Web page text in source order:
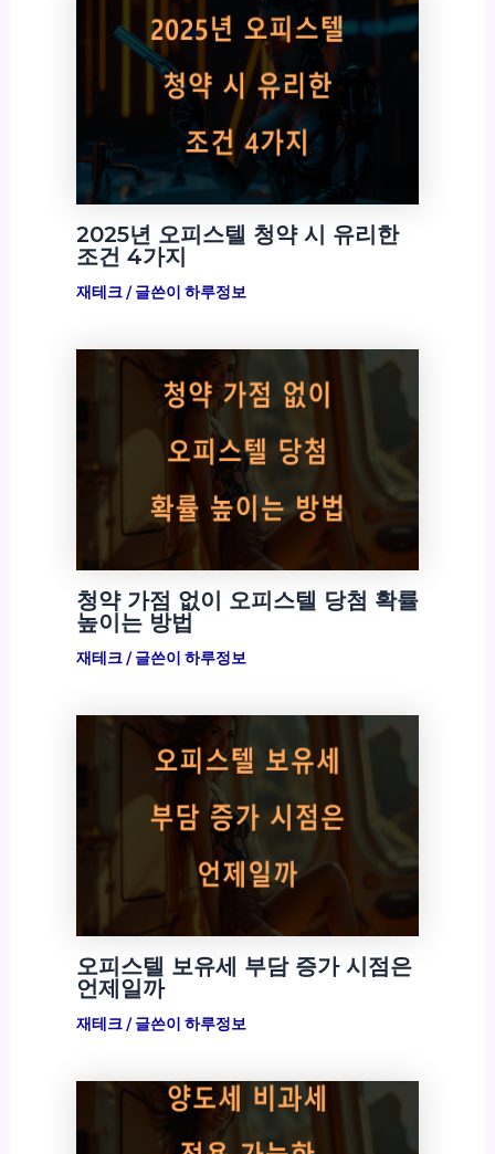
2025년 오피스텔 청약 시 유리한
조건 4가지
재테크/ 글쓴이 하루정보
청약 가점 없이 오피스텔 당첨 확률
높이는 방법
재테크/ 글쓴이 하루정보
오피스텔 보유세 부담 증가 시점은
언제일까
재테크/ 글쓴이 하루정보